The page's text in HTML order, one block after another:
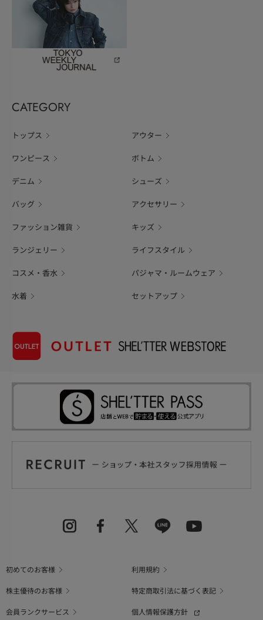
CATEGORY
トップス アウター
ワンピース ボトム
デニム シューズ
バッグ アクセサリー
ファッション雑貨 キッズ
ランジェリー ライフスタイル
コスメ・香水 パジャマ・ルームウェア
水着 セットアップ
初めてのお客様
利用規約
株主優待のお客様
特定商取引法に基づく表記
会員ランクサービス
個人情報保護方針